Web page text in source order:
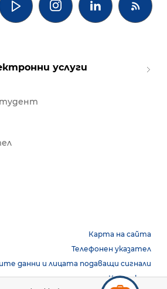
 
услуги
Карта на сайта
Телефонен указател
данни и лицата подаващи сигнали
Контакти